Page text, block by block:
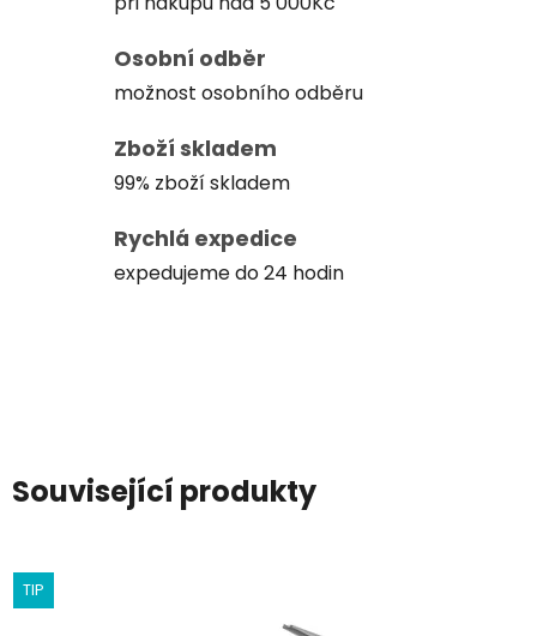
Osobní odběr
možnost osobního odběru
Zboží skladem
99% zboží skladem
Rychlá expedice
expedujeme do 24 hodin
Související produkty
TIP